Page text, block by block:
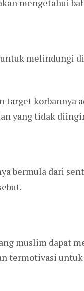
melindungi
target korbannya
yang tidak
bermula dari
muslim dapat
termotivasi